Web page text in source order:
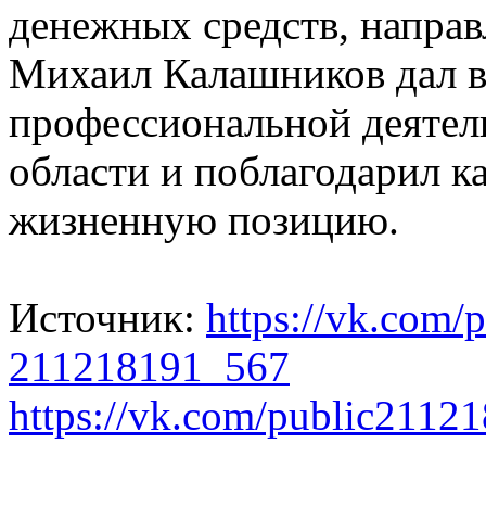
денежных средств,
Михаил Калашников дал
профессиональной
области и поблагодарил
жизненную позицию.
Источник: https://vk.com/
211218191_567
https://vk.com/